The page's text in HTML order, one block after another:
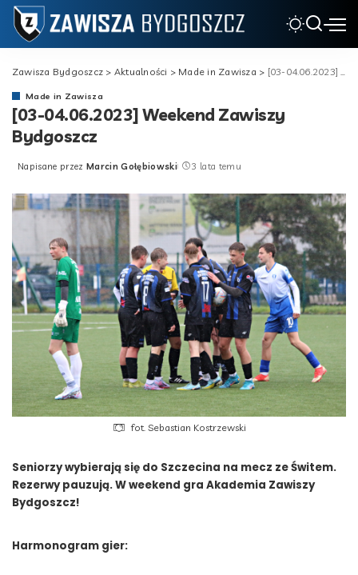
Zawisza Bydgoszcz > Aktualności > Made in Zawisza > [03-04.06.2023] Weekend Zawiszy Bydgoszcz
Made in Zawisza
[03-04.06.2023] Weekend Zawiszy
Bydgoszcz
Posted
Napisane przez Marcin Gołębiowski 3 lata temu
fot. Sebastian Kostrzewski
Seniorzy wybierają się do Szczecina na mecz ze Świtem.
Rezerwy pauzują. W weekend gra Akademia Zawiszy
Bydgoszcz!
Harmonogram gier: